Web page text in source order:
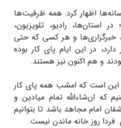
اظهار کرد: همه ظرفیت‌ها
در استان‌ها، رادیو، تلویزیون،
خبرگزاری‌ها و هر کسی که حتی
در این ایام پای کار بوده
و هم اکنون نیز هستند.
این است که امشب همه پای کار
که ان‌شاءالله تمام میادین و
امام مجاهد باشد تا بتوانیم
روز خانه ماندن نیست.